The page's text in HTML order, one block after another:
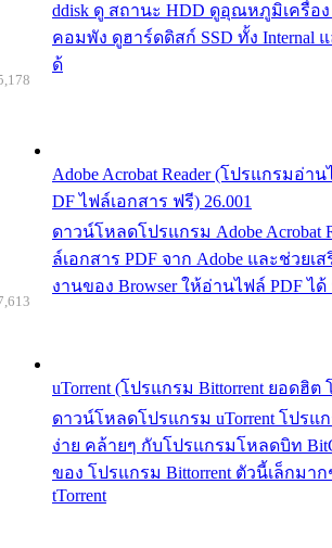
ddisk ดู สถานะ HDD ดูอุณหภูมิเครื่อ
คอมพัง ดูฮาร์ดดิสก์ SSD ทั้ง Internal แ
ด้
Adobe Acrobat Reader (โปรแกรมอ่า
DF ไฟล์เอกสาร ฟรี) 26.001
ดาวน์โหลดโปรแกรม Adobe Acrobat
ล์เอกสาร PDF จาก Adobe และช่วย
งานของ Browser ให้อ่านไฟล์ PDF ได้
uTorrent (โปรแกรม Bittorrent ยอดฮิต
ดาวน์โหลดโปรแกรม uTorrent โปรแ
ง่าย คล้ายๆ กับโปรแกรมโหลดบิท
ของ โปรแกรม Bittorrent ตัวนี้เล็กมา
tTorrent